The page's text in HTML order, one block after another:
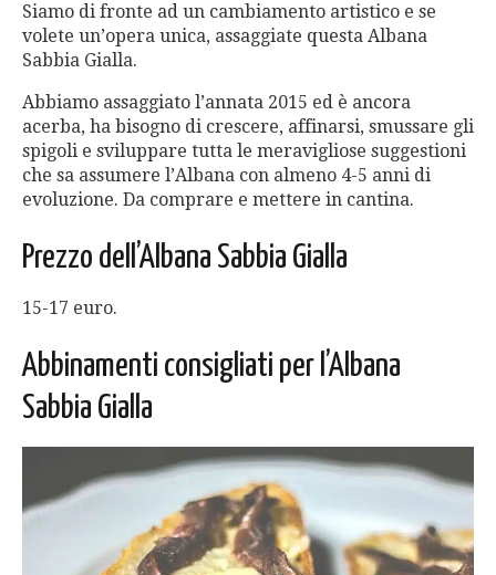
Siamo di fronte ad un cambiamento artistico e se
volete un’opera unica, assaggiate questa Albana
Sabbia Gialla.
Abbiamo assaggiato l’annata 2015 ed è ancora
acerba, ha bisogno di crescere, affinarsi, smussare gli
spigoli e sviluppare tutta le meravigliose suggestioni
che sa assumere l’Albana con almeno 4-5 anni di
evoluzione. Da comprare e mettere in cantina.
Prezzo dell’Albana Sabbia Gialla
15-17 euro.
Abbinamenti consigliati per l’Albana
Sabbia Gialla